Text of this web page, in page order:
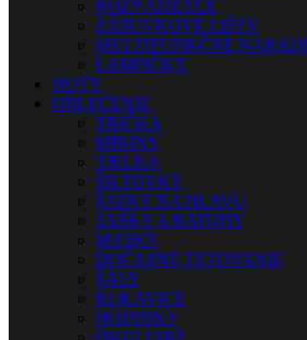
ROZVÁDZAČE
ZÁSUVKOVÉ LIŠTY
MULTIFUNKČNÉ
LAMPIČKY
NOTY
OBLEČENIE
TRIČKÁ
MIKINY
TIELKA
ŠILTOVKY
ŠATKY NA HLAVU
TAŠKY A BATOHY
MASKY
DOČASNÉ TETOVANIE
ŠÁLY
RUKAVICE
HODINKY